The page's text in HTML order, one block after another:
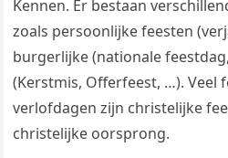
Kennen. Er bestaan
zoals persoonlijke feesten
burgerlijke (nationale
(Kerstmis, Offerfeest, …). Veel
verlofdagen zijn christelijke
christelijke oorsprong.